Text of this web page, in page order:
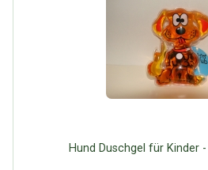
Hund Duschgel für Kinder -